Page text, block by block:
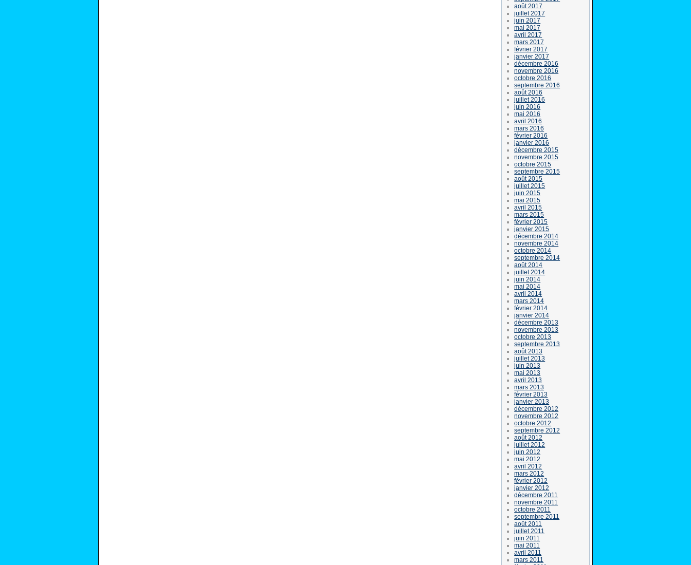
août 2017
juillet 2017
juin 2017
mai 2017
avril 2017
mars 2017
février 2017
janvier 2017
décembre 2016
novembre 2016
octobre 2016
septembre 2016
août 2016
juillet 2016
juin 2016
mai 2016
avril 2016
mars 2016
février 2016
janvier 2016
décembre 2015
novembre 2015
octobre 2015
septembre 2015
août 2015
juillet 2015
juin 2015
mai 2015
avril 2015
mars 2015
février 2015
janvier 2015
décembre 2014
novembre 2014
octobre 2014
septembre 2014
août 2014
juillet 2014
juin 2014
mai 2014
avril 2014
mars 2014
février 2014
janvier 2014
décembre 2013
novembre 2013
octobre 2013
septembre 2013
août 2013
juillet 2013
juin 2013
mai 2013
avril 2013
mars 2013
février 2013
janvier 2013
décembre 2012
novembre 2012
octobre 2012
septembre 2012
août 2012
juillet 2012
juin 2012
mai 2012
avril 2012
mars 2012
février 2012
janvier 2012
décembre 2011
novembre 2011
octobre 2011
septembre 2011
août 2011
juillet 2011
juin 2011
mai 2011
avril 2011
mars 2011